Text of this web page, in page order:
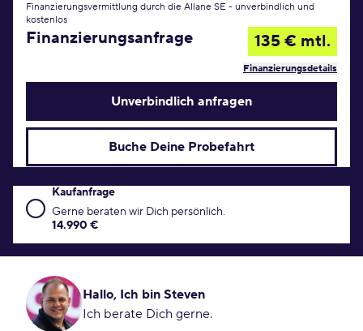
Finanzierungsvermittlung durch die Allane SE - unverbindlich und
kostenlos
Finanzierungsanfrage 135 € mtl.
Finanzierungsdetails
Unverbindlich anfragen
Buche Deine Probefahrt
Kaufanfrage Konditionen
Kaufanfrage
Gerne beraten wir Dich persönlich.
14.990 €
Hallo, Ich bin Steven
Ich berate Dich gerne.